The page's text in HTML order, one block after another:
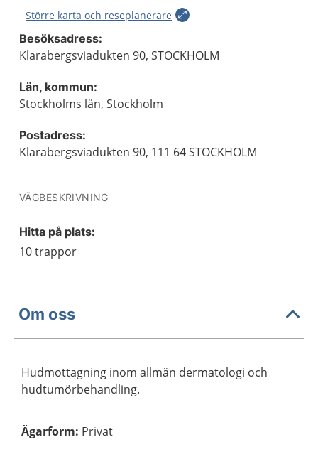
Större karta och reseplanerare
Besöksadress:
Klarabergsviadukten 90, STOCKHOLM
Län, kommun:
Stockholms län, Stockholm
Postadress:
Klarabergsviadukten 90, 111 64 STOCKHOLM
VÄGBESKRIVNING
Hitta på plats:
10 trappor
Om oss
Hudmottagning inom allmän dermatologi och
hudtumörbehandling.
Ägarform: Privat